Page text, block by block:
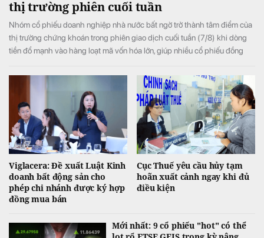
thị trường phiên cuối tuần
Nhóm cổ phiếu doanh nghiệp nhà nước bất ngờ trở thành tâm điểm của
thị trường chứng khoán trong phiên giao dịch cuối tuần (7/8) khi dòng
tiền đổ mạnh vào hàng loạt mã vốn hóa lớn, giúp nhiều cổ phiếu đồng
trong sắc đỏ.
Viglacera: Đề xuất Luật Kinh
doanh bất động sản cho
phép chi nhánh được ký hợp
đồng mua bán
Cục Thuế yêu cầu hủy tạm
hoãn xuất cảnh ngay khi đủ
điều kiện
Mới nhất: 9 cổ phiếu "hot" có thể